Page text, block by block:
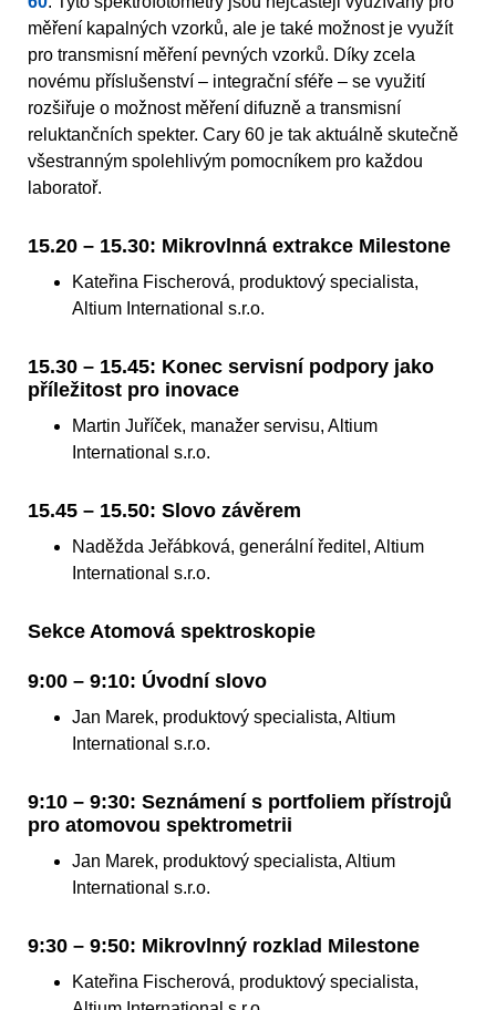
měření kapalných vzorků, ale je také možnost je využít
pro transmisní měření pevných vzorků. Díky zcela
novému příslušenství – integrační sféře – se využití
rozšiřuje o možnost měření difuzně a transmisní
reluktančních spekter. Cary 60 je tak aktuálně skutečně
všestranným spolehlivým pomocníkem pro každou
laboratoř.
15.20 – 15.30: Mikrovlnná extrakce Milestone
Kateřina Fischerová, produktový specialista,
Altium International s.r.o.
15.30 – 15.45: Konec servisní podpory jako
příležitost pro inovace
Martin Juříček, manažer servisu, Altium
International s.r.o.
15.45 – 15.50: Slovo závěrem
Naděžda Jeřábková, generální ředitel, Altium
International s.r.o.
Sekce Atomová spektroskopie
9:00 – 9:10: Úvodní slovo
Jan Marek, produktový specialista, Altium
International s.r.o.
9:10 – 9:30: Seznámení s portfoliem přístrojů
pro atomovou spektrometrii
Jan Marek, produktový specialista, Altium
International s.r.o.
9:30 – 9:50: Mikrovlnný rozklad Milestone
Kateřina Fischerová, produktový specialista,